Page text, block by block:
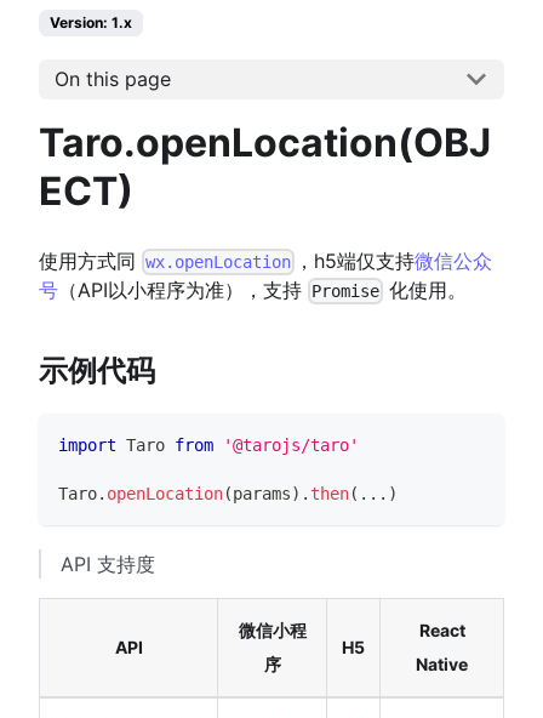
Version: 1.x
On this page
Taro.openLocation(OBJ
ECT)
使用方式同 wx.openLocation ，h5端仅支持微信公众
号 （API以小程序为准），支持 Promise 化使用。
示例代码
import Taro from '@tarojs/taro'
Taro. openLocation(params) . then( ... )
API 支持度
API
微信小程
序
H5
React
Native